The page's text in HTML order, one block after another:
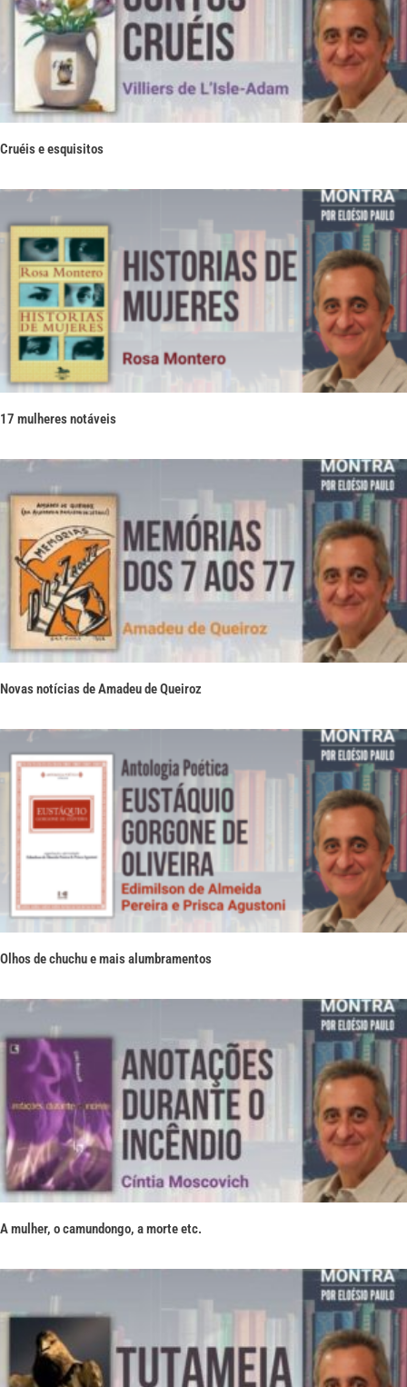
Cruéis e esquisitos
17 mulheres notáveis
Novas notícias de Amadeu de Queiroz
Olhos de chuchu e mais alumbramentos
A mulher, o camundongo, a morte etc.